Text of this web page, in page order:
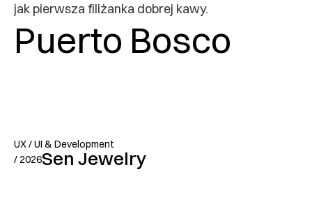
jak pierwsza filiżanka dobrej kawy.
Puerto Bosco
/ 2026Sen Jewelry
UX / UI & Development